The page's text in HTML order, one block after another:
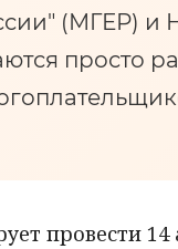
(МГЕР) и
просто
провести 14